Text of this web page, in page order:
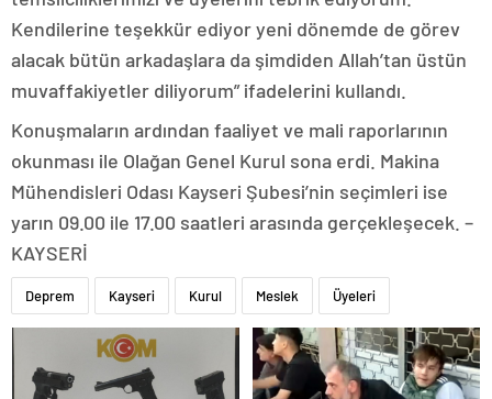
Kendilerine teşekkür ediyor yeni dönemde de görev
alacak bütün arkadaşlara da şimdiden Allah’tan üstün
muvaffakiyetler diliyorum” ifadelerini kullandı.
Konuşmaların ardından faaliyet ve mali raporlarının
okunması ile Olağan Genel Kurul sona erdi. Makina
Mühendisleri Odası Kayseri Şubesi’nin seçimleri ise
yarın 09.00 ile 17.00 saatleri arasında gerçekleşecek. –
KAYSERİ
Deprem Kayseri Kurul Meslek Üyeleri